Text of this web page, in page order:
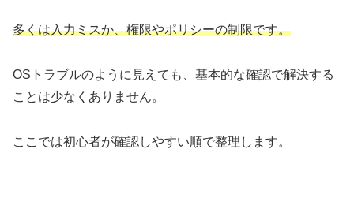
多くは入力ミスか、権限やポリシーの制限です。
OSトラブルのように見えても、基本的な確認で解決する
ことは少なくありません。
ここでは初心者が確認しやすい順で整理します。